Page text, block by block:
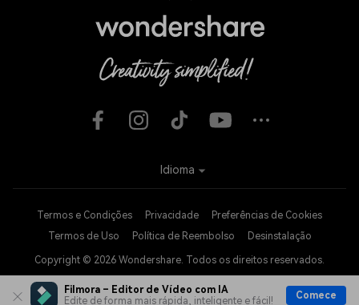
Filmora – Editor de Vídeo com IA
Edite de forma mais rápida, inteligente e fácil!
Comece
Termos e Condições Privacidade
Preferências de Cookies
Termos de Uso
Política de Reembolso Desinstalação
Copyright © 2026 Wondershare. Todos os direitos reservados.
Idioma